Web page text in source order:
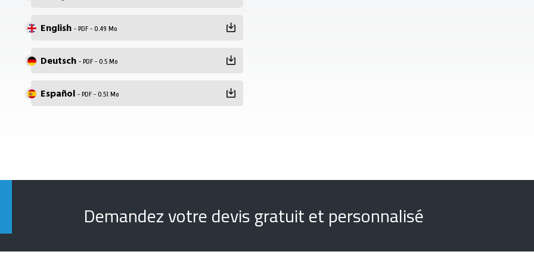
English - PDF - 0.49 Mo
Deutsch - PDF - 0.5 Mo
Español - PDF - 0.51 Mo
Demandez votre devis gratuit et personnalisé